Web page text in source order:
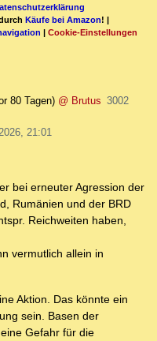
Käufe bei Amazon! |
| Cookie-Einstellungen
80 Tagen) @ Brutus 3002
21:01
bei erneuter Agression der
Rumänien und der BRD
Reichweiten haben,
vermutlich allein in
Aktion. Das könnte ein
sein. Basen der
Gefahr für die